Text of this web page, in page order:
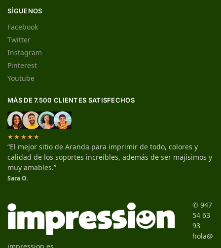
SÍGUENOS
Facebook
Twitter
Instagram
Pinterest
Youtube
MÁS DE 7.500 CLIENTES SATISFECHOS
★★★★★
“El mejor sitio de Aranda para imprimir de todo, colores y
calidad de los soportes increíbles, además de ser majísimos y
muy amables.”
Sara O.
✆ 947
54 63
93
hola@